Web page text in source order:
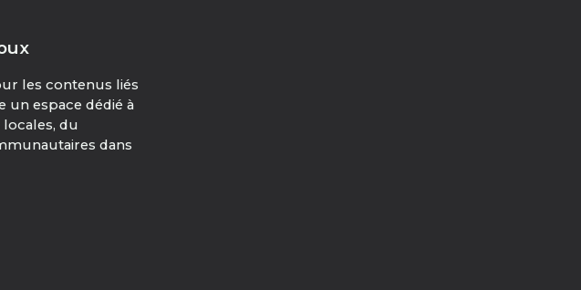
les contenus liés
un espace dédié à
du
dans